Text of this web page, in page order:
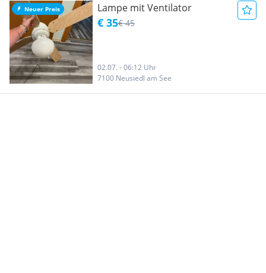
Neuer Preis Lampe mit Ventilator
€ 35€ 45
02.07. - 06:12 Uhr
7100 Neusiedl am See